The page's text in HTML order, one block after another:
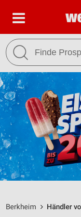
Berkheim Händler